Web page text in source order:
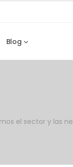
Blog
el sector y las